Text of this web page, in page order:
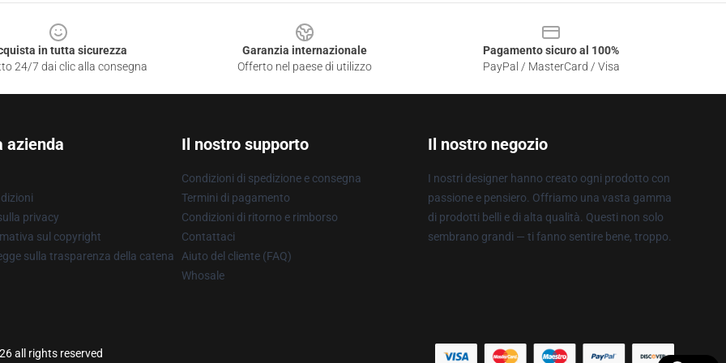
in tutta sicurezza
24/7 dai clic alla consegna
Garanzia internazionale
Offerto nel paese di utilizzo
Pagamento sicuro al 100%
PayPal / MasterCard / Visa
azienda
privacy
sul copyright
sulla trasparenza della catena
Il nostro supporto
Condizioni di spedizione e consegna
Termini di pagamento
Condizioni di ritorno e rimborso
Contattaci
Aiuto del cliente (FAQ)
Whosale
Il nostro negozio
I nostri designer hanno creato ogni prodotto con
passione e pensiero. Offriamo una vasta gamma
di prodotti belli e di alta qualità. Questi non solo
sembrano grandi — ti fanno sentire bene, troppo.
all rights reserved